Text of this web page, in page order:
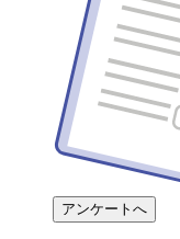
アンケートへ